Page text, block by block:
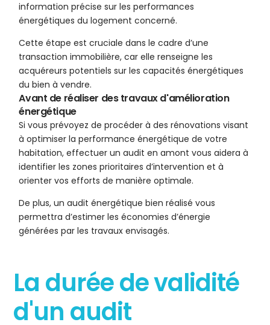
information précise sur les performances
énergétiques du logement concerné.
Cette étape est cruciale dans le cadre d’une
transaction immobilière, car elle renseigne les
acquéreurs potentiels sur les capacités énergétiques
du bien à vendre.
Avant de réaliser des travaux d'amélioration
énergétique
Si vous prévoyez de procéder à des rénovations visant
à optimiser la performance énergétique de votre
habitation, effectuer un audit en amont vous aidera à
identifier les zones prioritaires d’intervention et à
orienter vos efforts de manière optimale.
De plus, un audit énergétique bien réalisé vous
permettra d’estimer les économies d’énergie
générées par les travaux envisagés.
La durée de validité
d'un audit